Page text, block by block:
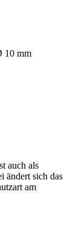
10 mm
auch als
ändert sich das
am